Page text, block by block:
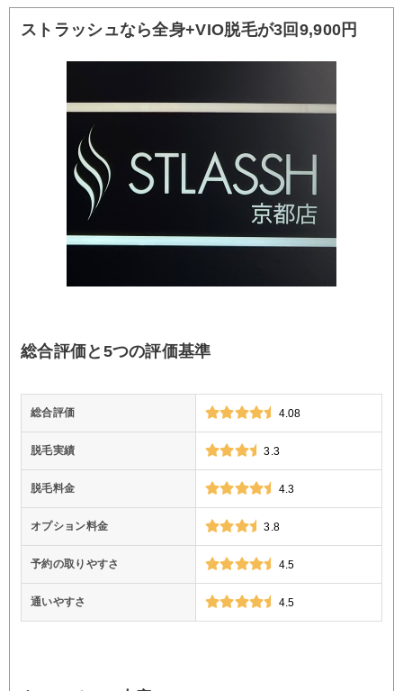
ストラッシュなら全身+VIO脱毛が3回9,900円
総合評価と5つの評価基準
総合評価 4.08
脱毛実績 3.3
脱毛料金 4.3
オプション料金 3.8
予約の取りやすさ 4.5
通いやすさ 4.5